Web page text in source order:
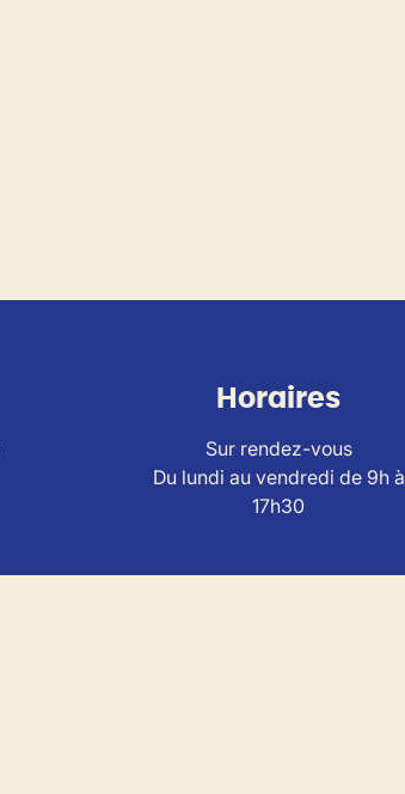
Horaires
Sur rendez-vous
Du lundi au vendredi de 9h à
17h30